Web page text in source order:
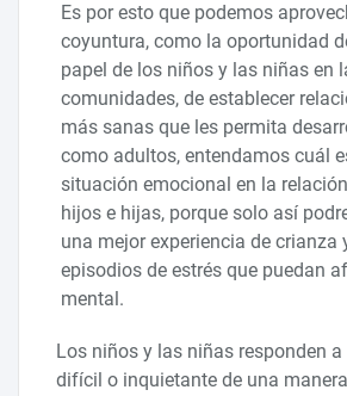
Es por esto que podemos
coyuntura, como la oportunidad
papel de los niños y las niñas en
comunidades, de establecer
más sanas que les permita
como adultos, entendamos cuál
situación emocional en la
hijos e hijas, porque solo así
una mejor experiencia de crianza
episodios de estrés que puedan
mental.
Los niños y las niñas responden
difícil o inquietante de una